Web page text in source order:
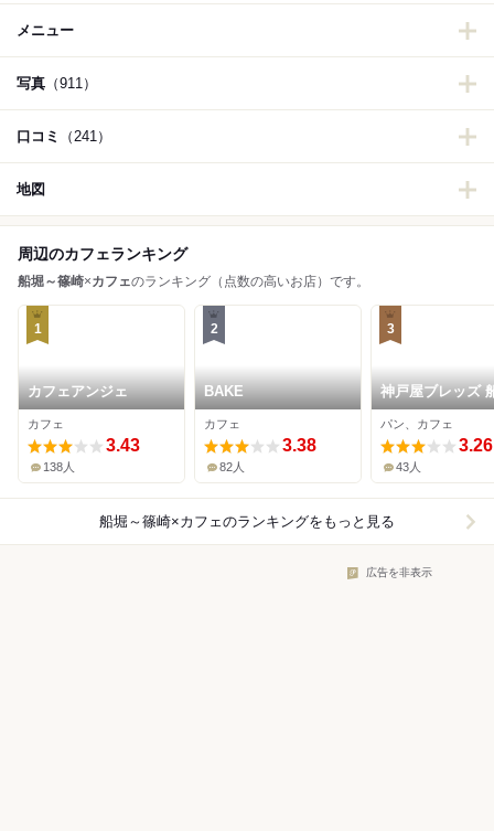
メニュー
写真 （911）
口コミ （241）
地図
周辺のカフェランキング
船堀～篠崎×カフェのランキング（点数の高いお店）です。
1
カフェアンジェ
カフェ
3.43
138人
2
BAKE
カフェ
3.38
82人
3
神戸屋ブレッズ
店
パン、カフェ
3.26
43人
船堀～篠崎×カフェのランキングをもっと見る
広告を非表示